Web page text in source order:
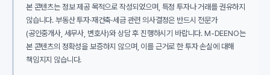
본 콘텐츠는 정보 제공 목적으로 작성되었으며, 특정 투자나 거래를 권유하지
않습니다. 부동산 투자·재건축·세금 관련 의사결정은 반드시 전문가
(공인중개사, 세무사, 변호사)와 상담 후 진행하시기 바랍니다. M-DEENO는
본 콘텐츠의 정확성을 보증하지 않으며, 이를 근거로 한 투자 손실에 대해
책임지지 않습니다.